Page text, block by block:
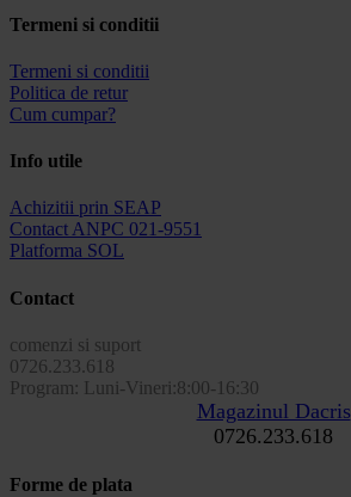
Termeni si conditii
Termeni si conditii
Politica de retur
Cum cumpar?
Info utile
Achizitii prin SEAP
Contact ANPC 021-9551
Platforma SOL
Contact
comenzi si suport
0726.233.618
Program: Luni-Vineri:8:00-16:30
Magazinul Dacris
0726.233.618
Forme de plata